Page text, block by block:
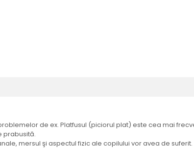
de ex. Platfusul (piciorul plat) este cea mai
prabusită.
mersul şi aspectul fizic ale copilului vor avea de suferit.